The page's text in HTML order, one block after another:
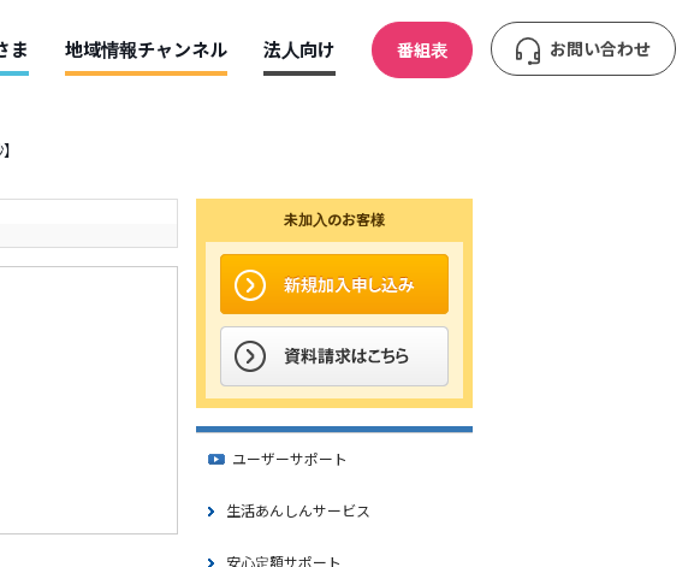
ま 地域情報チャンネル 法人向け 番組表 お問い合わせ
未加入のお客様
ユーザーサポート
生活あんしんサービス
安心定額サポート